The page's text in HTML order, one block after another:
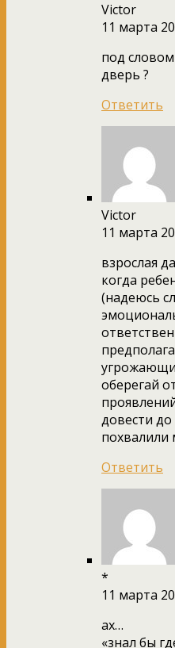
Victor
11 марта
под
дверь ?
Ответить
Victor
11 марта
взрослая
когда
(надеюсь
оберегай
довести
похвалили
Ответить
*
11 марта
ах…
«знал бы